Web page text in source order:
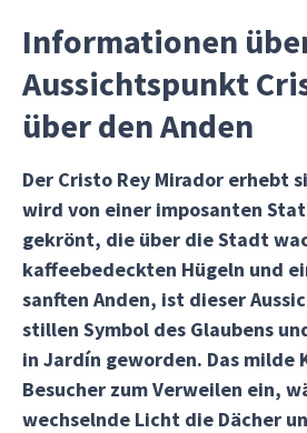
Informationen
Aussichtspunkt
über den Anden
Der Cristo Rey Mirador erhebt
wird von einer imposanten
gekrönt, die über die Stadt
kaffeebedeckten Hügeln und
sanften Anden, ist dieser
stillen Symbol des Glaubens
in Jardín geworden. Das milde
Besucher zum Verweilen ein,
wechselnde Licht die Dächer